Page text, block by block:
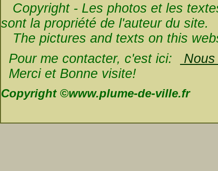
Copyright - Les photos et les
sont la propriété de l'auteur du site.
The pictures and texts on this
Pour me contacter, c'est ici:
Merci et Bonne visite!
Copyright ©www.plume-de-ville.fr